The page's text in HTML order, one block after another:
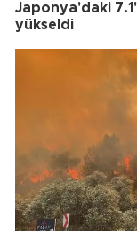
Japonya'daki
yükseldi